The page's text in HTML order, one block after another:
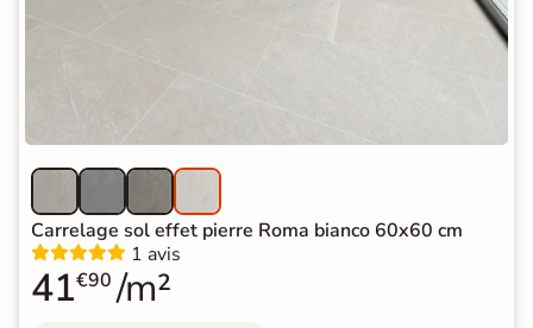
Carrelage sol effet pierre Roma bianco 60x60 cm
1 avis
41€90 /m²